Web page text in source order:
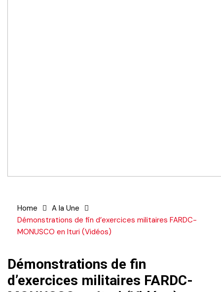
Home
A la Une
Démonstrations de fin d’exercices militaires FARDC-
MONUSCO en Ituri (Vidéos)
Démonstrations de fin
d’exercices militaires FARDC-